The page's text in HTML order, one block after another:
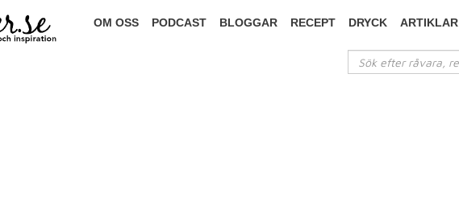
OM OSS PODCAST BLOGGAR RECEPT DRYCK ARTIKLAR